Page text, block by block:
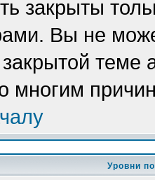
закрыты
Вы не
теме
многим
Уровни